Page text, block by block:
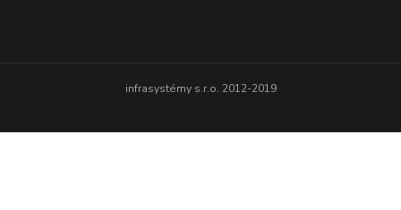
infrasystémy s.r.o. 2012-2019